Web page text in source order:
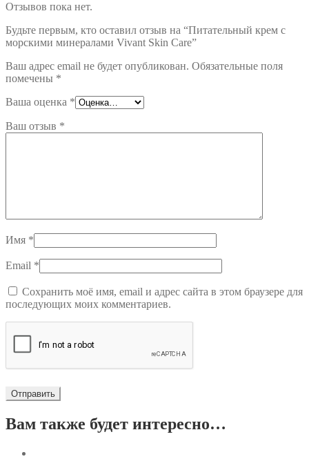
Отзывов пока нет.
Будьте первым, кто оставил отзыв на “Питательный крем с
морскими минералами Vivant Skin Care”
Ваш адрес email не будет опубликован. Обязательные поля
помечены *
Ваша оценка *
Ваш отзыв *
Имя *
Email *
Сохранить моё имя, email и адрес сайта в этом браузере для
последующих моих комментариев.
Вам также будет интересно…